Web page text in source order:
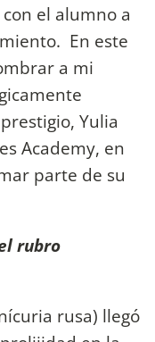
el alumno a
En este
a mi
Yulia
Academy, en
parte de su
rubro
rusa) llegó